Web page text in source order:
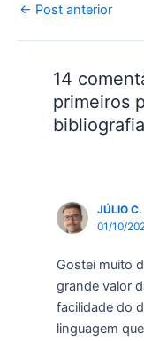
Post
← Post anterior
14
primeiros
JÚLIO
01/10/
Gostei muito
grande valor
facilidade do
linguagem